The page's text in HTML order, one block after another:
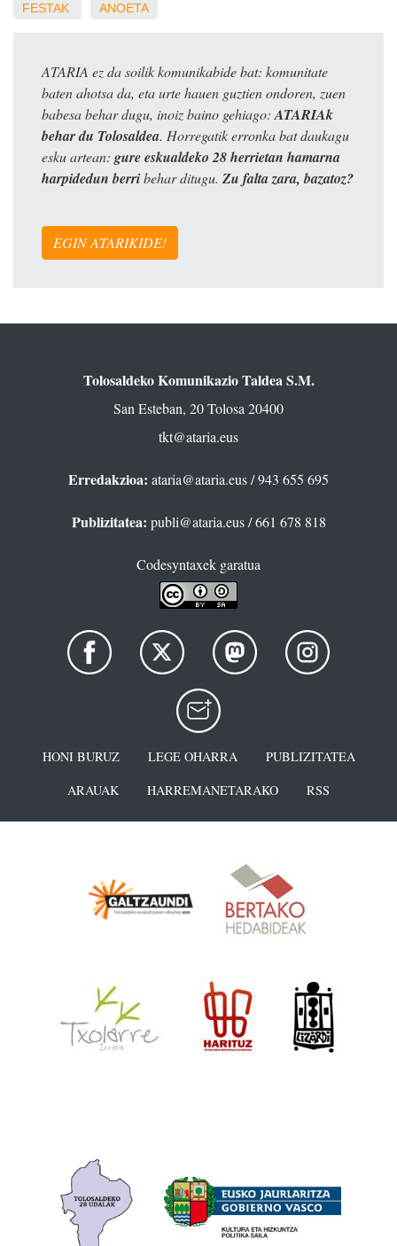
FESTAK ANOETA
ATARIA ez da soilik komunikabide bat: komunitate
baten ahotsa da, eta urte hauen guztien ondoren, zuen
babesa behar dugu, inoiz baino gehiago: ATARIAk
behar du Tolosaldea. Horregatik erronka bat daukagu
esku artean: gure eskualdeko 28 herrietan hamarna
harpidedun berribehar ditugu. Zu falta zara, bazatoz?
EGIN ATARIKIDE!
Tolosaldeko Komunikazio Taldea S.M.
San Esteban, 20 Tolosa 20400
tkt@ataria.eus
Erredakzioa: ataria@ataria.eus/ 943 655 695
Publizitatea: publi@ataria.eus/ 661 678 818
Codesyntaxek garatua
HONI BURUZ LEGE OHARRA
PUBLIZITATEA
ARAUAK
HARREMANETARAKO RSS